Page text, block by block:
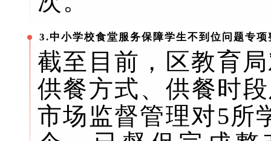
3.中小学校食堂服务保障学生不到位问题专项
截至目前，区教育
供餐方式、供餐时
市场监督管理对5所